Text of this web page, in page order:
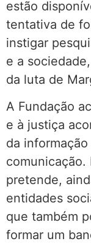
estão
tentativa de
instigar
e a
da luta de
A Fundação
e à justiça
da
comunicação.
pretende,
entidades
que também
formar um